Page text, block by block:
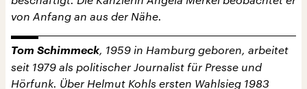
von Anfang an aus der Nähe.
Tom Schimmeck, 1959 in Hamburg geboren, arbeitet
seit 1979 als politischer Journalist für Presse und
Hörfunk. Über Helmut Kohls ersten Wahlsieg 1983